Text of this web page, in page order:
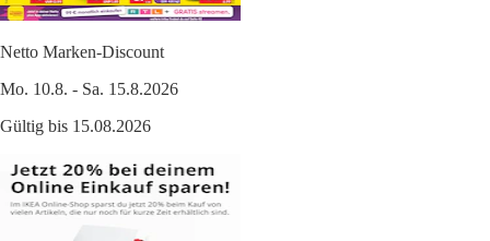
Netto Marken-Discount
Mo. 10.8. - Sa. 15.8.2026
Gültig bis 15.08.2026